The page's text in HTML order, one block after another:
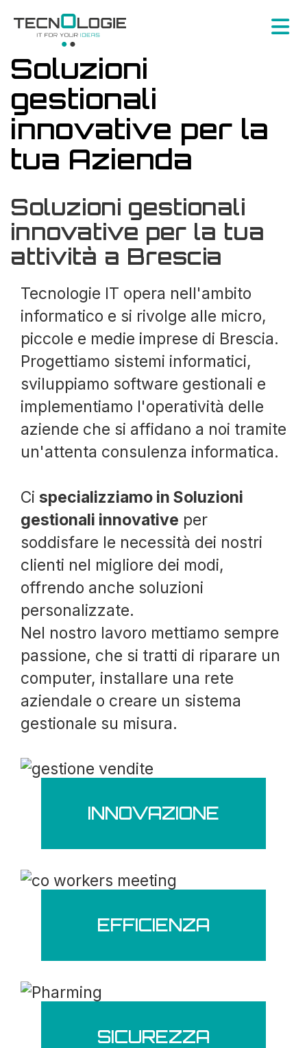
Soluzioni
gestionali
innovative per la
tua Azienda
Soluzioni gestionali
innovative per la tua
attività a Brescia
Tecnologie IT opera nell'ambito
informatico e si rivolge alle micro,
piccole e medie imprese di Brescia.
Progettiamo sistemi informatici,
sviluppiamo software gestionali e
implementiamo l'operatività delle
aziende che si affidano a noi tramite
un'attenta consulenza informatica.
Ci specializziamo in Soluzioni
gestionali innovative per
soddisfare le necessità dei nostri
clienti nel migliore dei modi,
offrendo anche soluzioni
personalizzate.
Nel nostro lavoro mettiamo sempre
passione, che si tratti di riparare un
computer, installare una rete
aziendale o creare un sistema
gestionale su misura.
INNOVAZIONE
EFFICIENZA
SICUREZZA